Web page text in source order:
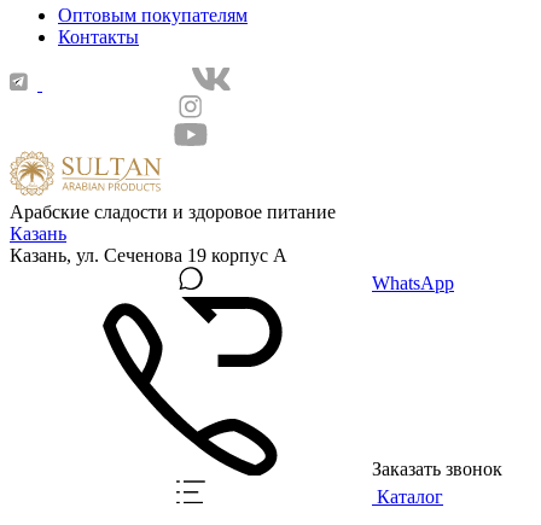
Оптовым покупателям
Контакты
Арабские сладости и здоровое питание
Казань
Казань, ул. Сеченова 19 корпус А
WhatsApp
Заказать звонок
Каталог